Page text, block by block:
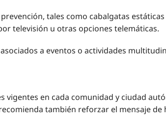
tales como cabalgatas estáticas
televisión u otras opciones telemáticas.
a eventos o actividades
vigentes en cada comunidad y ciudad
también reforzar el mensaje de